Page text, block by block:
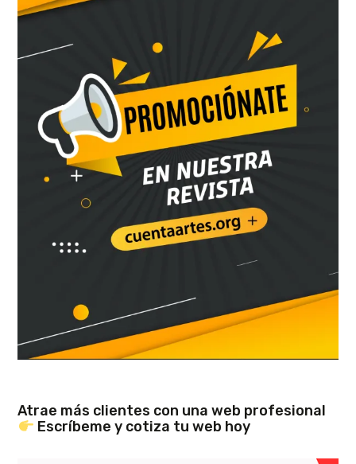
Atrae más clientes con una web profesional
Escríbeme y cotiza tu web hoy